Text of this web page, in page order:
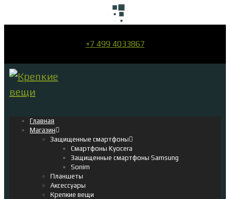
+7 499 4033867
Главная
Магазин
Защищенные смартфоны
Смартфоны Kyocera
Защищенные смартфоны Samsung
Sonim
Планшеты
Аксессуары
Крепкие вещи